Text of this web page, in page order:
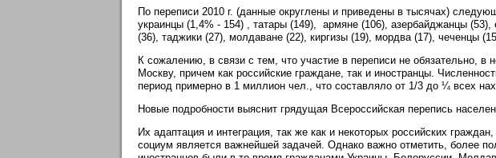
По переписи 2010 г. (данные округлены и приведены в тысячах)
украинцы (1,4% - 154) , татары (149), армяне (106), азербайджанцы (53),
(36), таджики (27), молдаване (22), киргизы (19), мордва (17), чеченцы
К сожалению, в связи с тем, что участие в переписи не обязательно, в
Москву, причем как российские граждане, так и иностранцы.
период примерно в 1 миллион чел., что составляло от 1/3 до ¼ всех
Новые подробности выяснит грядущая Всероссийская перепись
Их адаптация и интеграция, так же как и некоторых российских
социум является важнейшей задачей. Однако важно отметить, более